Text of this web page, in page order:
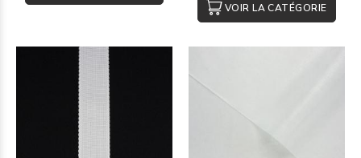
VOIR LA CATÉGORIE